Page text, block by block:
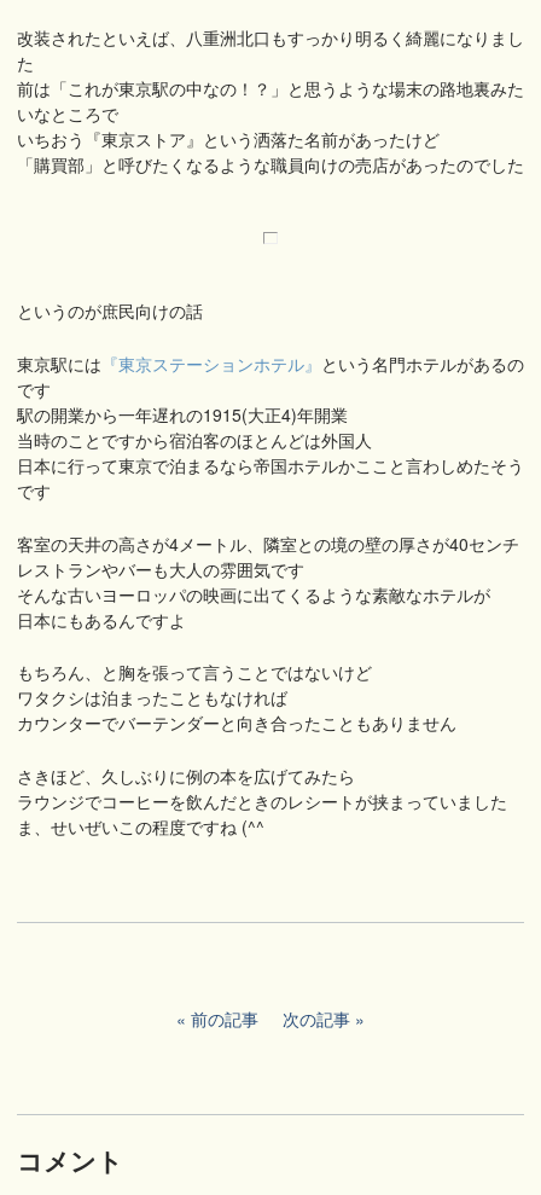
改装されたといえば、八重洲北口もすっかり明るく綺麗になりまし
た
前は「これが東京駅の中なの！？」と思うような場末の路地裏みた
いなところで
いちおう『東京ストア』という洒落た名前があったけど
「購買部」と呼びたくなるような職員向けの売店があったのでした
というのが庶民向けの話
東京駅には 『東京ステーションホテル』 という名門ホテルがあるの
です
駅の開業から一年遅れの1915(大正4)年開業
当時のことですから宿泊客のほとんどは外国人
日本に行って東京で泊まるなら帝国ホテルかここと言わしめたそう
です
客室の天井の高さが4メートル、隣室との境の壁の厚さが40センチ
レストランやバーも大人の雰囲気です
そんな古いヨーロッパの映画に出てくるような素敵なホテルが
日本にもあるんですよ
もちろん、と胸を張って言うことではないけど
ワタクシは泊まったこともなければ
カウンターでバーテンダーと向き合ったこともありません
さきほど、久しぶりに例の本を広げてみたら
ラウンジでコーヒーを飲んだときのレシートが挟まっていました
ま、せいぜいこの程度ですね (^^ゞ
前の記事 次の記事
コメント